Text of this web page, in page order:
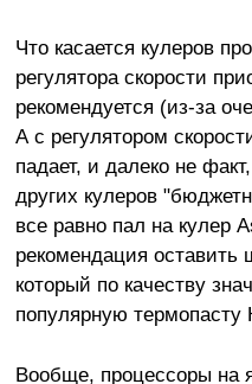
Что касается кулеров
регулятора скорости
рекомендуется (из-за
А с регулятором
падает, и далеко не
других кулеров
все равно пал на кулер
рекомендация
который по качеству
популярную термопасту
Вообще, процессоры на